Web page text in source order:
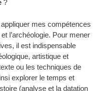
?
mes compétences
l’archéologie. Pour mener
il est indispensable
artistique et
ou les techniques de
explorer le temps et
(analyse et la datation